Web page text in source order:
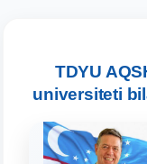
TDYU
universiteti
chatiga xush kelibsiz.
chatda qoldiring.